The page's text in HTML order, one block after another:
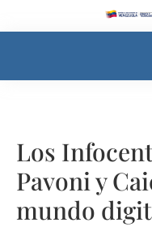
Los
Pavoni y
mundo